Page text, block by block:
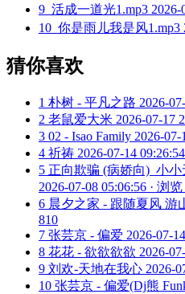
9 活成一道光1.mp3 2026-
10 你是雨儿我是风1.mp3
猜你喜欢
1 朴树 - 平凡之路 2026-
2 老鼠爱大米 2026-07-17
3 02 - Isao Family 2026-07-
4 祈祷 2026-07-14
5 正向欺骗 (病娇向)_小
2026-07-08 05:06:56 · 浏
6 晨夕之家 - 跟随夏风 游
810
7 张芸京 - 偏爱 2026-07-
8 花花 - 欲欲欲欲 2026-
9 刘欢-天地在我心 2026-
10 张芸京 - 偏爱(Dj熊